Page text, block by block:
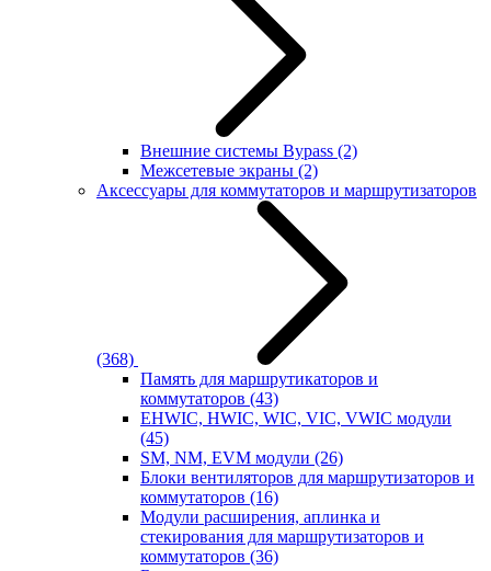
Внешние системы Bypass (2)
Межсетевые экраны (2)
Аксессуары для коммутаторов и маршрутизаторов
(368)
Память для маршрутикаторов и
коммутаторов (43)
EHWIC, HWIC, WIC, VIC, VWIC модули
(45)
SM, NM, EVM модули (26)
Блоки вентиляторов для маршрутизаторов и
коммутаторов (16)
Модули расширения, аплинка и
стекирования для маршрутизаторов и
коммутаторов (36)